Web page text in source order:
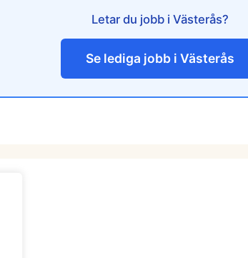
Letar du jobb i Västerås?
Se lediga jobb i Västerås